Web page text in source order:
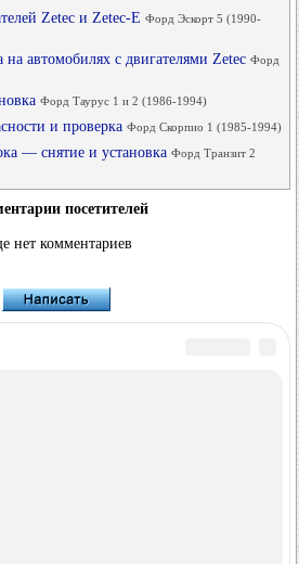
Zetec и Zetec-E Форд Эскорт 5 (1990-
на автомобилях с двигателями Zetec Форд
Форд Таурус 1 и 2 (1986-1994)
и проверка Форд Скорпио 1 (1985-1994)
— снятие и установка Форд Транзит 2
посетителей
нет комментариев